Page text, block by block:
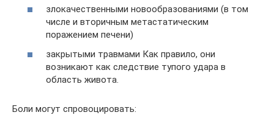
злокачественными новообразованиями (в том
числе и вторичным метастатическим
поражением печени)
закрытыми травмами Как правило, они
возникают как следствие тупого удара в
область живота.
Боли могут спровоцировать: